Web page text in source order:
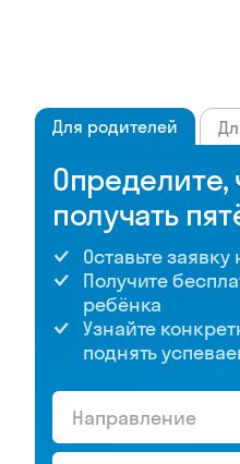
Для родителей
Определите,
получать
Оставьте
Получите
ребёнка
Узнайте
поднять
Направление